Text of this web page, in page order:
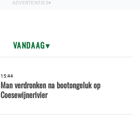
VANDAAG
15:44
Man verdronken na bootongeluk op
Coesewijnerivier